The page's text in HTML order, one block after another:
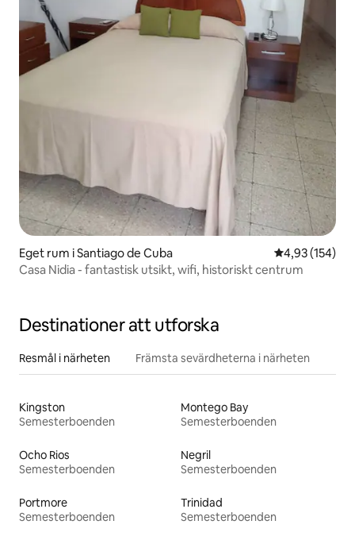
Eget rum i Santiago de Cuba 4,93 av 5 i
4,93 (154)
Casa Nidia - fantastisk utsikt, wifi, historiskt centrum
Destinationer att utforska
Resmål i närheten Främsta sevärdheterna i närheten
Kingston
Semesterboenden
Montego Bay
Semesterboenden
Ocho Rios
Semesterboenden
Negril
Semesterboenden
Portmore
Semesterboenden
Trinidad
Semesterboenden